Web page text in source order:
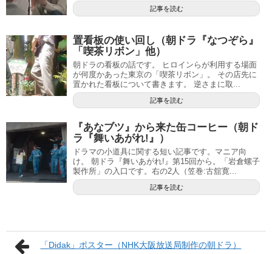
記事を読む
置看板の使い回し（朝ドラ『なつぞら』
「喫茶リボン」他）
朝ドラの看板の話です。 ヒロインらが利用する場面
が何度かあった東京の「喫茶リボン」。 その店先に
置かれた看板について書きます。 逆さまに取...
記事を読む
『あなブツ』から来た缶コーヒー（朝ド
ラ『舞いあがれ!』）
ドラマの小道具に関する短い記事です。マニア向
け。 朝ドラ『舞いあがれ!』第15回から。「岩倉螺子
製作所」の入口です。右の2人（笠巻:古舘寛...
記事を読む
「Didak」ポスター（NHK大阪放送局制作の朝ドラ）